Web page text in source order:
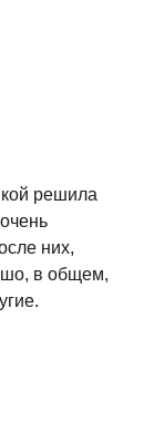
решила
них,
в общем,